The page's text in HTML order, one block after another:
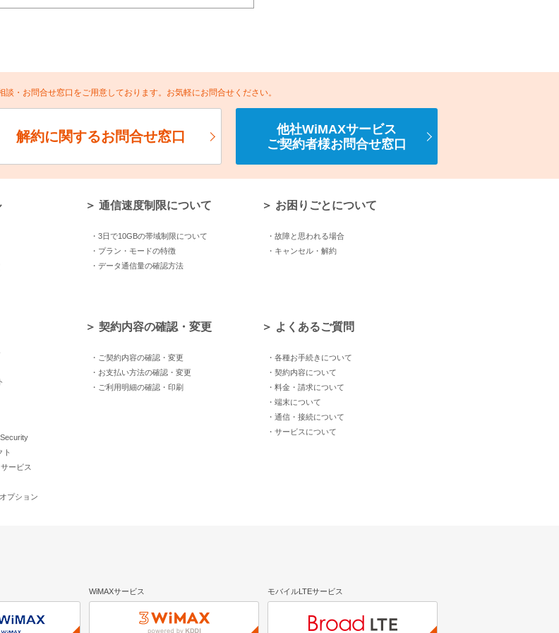
・お問合せ窓口をご用意しております。お気軽にお問合せください。
解約に関するお問合せ窓口
他社WiMAXサービス
ご契約者様お問合せ窓口
ト
ービス
プション
＞ 通信速度制限について
・3日で10GBの帯域制限について
・プラン・モードの特徴
・データ通信量の確認方法
＞ 契約内容の確認・変更
・ご契約内容の確認・変更
・お支払い方法の確認・変更
・ご利用明細の確認・印刷
＞ お困りごとについて
・故障と思われる場合
・キャンセル・解約
＞ よくあるご質問
・各種お手続きについて
・契約内容について
・料金・請求について
・端末について
・通信・接続について
・サービスについて
WiMAXサービス モバイルLTEサービス